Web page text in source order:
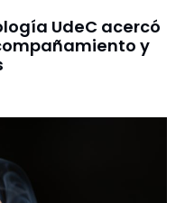
UdeC acercó
y